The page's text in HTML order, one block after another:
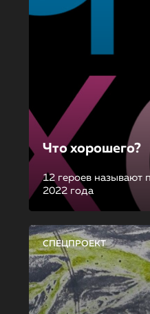
Что хорошего?
12 героев называют
2022 года
СПЕЦПРОЕКТ